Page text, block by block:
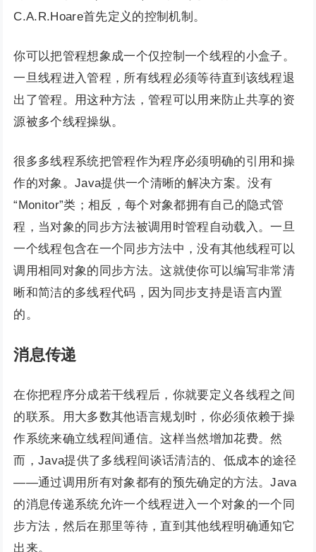
C.A.R.Hoare首先定义的控制机制。
你可以把管程想象成一个仅控制一个线程的小盒子。
一旦线程进入管程，所有线程必须等待直到该线程退
出了管程。用这种方法，管程可以用来防止共享的资
源被多个线程操纵。
很多多线程系统把管程作为程序必须明确的引用和操
作的对象。Java提供一个清晰的解决方案。没有
“Monitor”类；相反，每个对象都拥有自己的隐式管
程，当对象的同步方法被调用时管程自动载入。一旦
一个线程包含在一个同步方法中，没有其他线程可以
调用相同对象的同步方法。这就使你可以编写非常清
晰和简洁的多线程代码，因为同步支持是语言内置
的。
消息传递
在你把程序分成若干线程后，你就要定义各线程之间
的联系。用大多数其他语言规划时，你必须依赖于操
作系统来确立线程间通信。这样当然增加花费。然
而，Java提供了多线程间谈话清洁的、低成本的途径
——通过调用所有对象都有的预先确定的方法。Java
的消息传递系统允许一个线程进入一个对象的一个同
步方法，然后在那里等待，直到其他线程明确通知它
出来。